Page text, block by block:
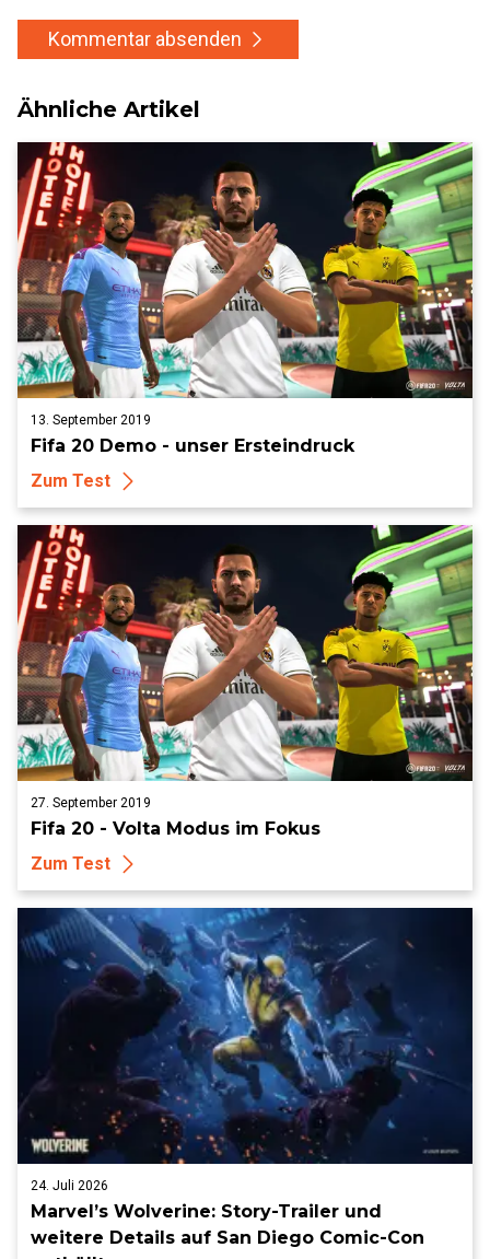
Kommentar absenden
Ähnliche Artikel
13. September 2019
Fifa 20 Demo - unser Ersteindruck
Zum Test
27. September 2019
Fifa 20 - Volta Modus im Fokus
Zum Test
24. Juli 2026
Marvel’s Wolverine: Story-Trailer und
weitere Details auf San Diego Comic-Con